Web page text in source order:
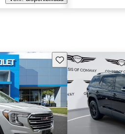
Guarda este Aviso